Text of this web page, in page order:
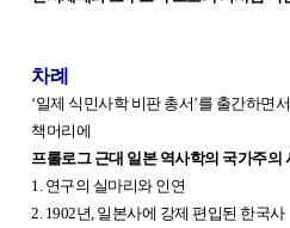
차례
‘일제 식민사학 비판 총서’를 출간하면서
책머리에
프롤로그 근대 일본 역사학의 국가주의
1. 연구의 실마리와 인연
2. 1902년, 일본사에 강제 편입된 한국사